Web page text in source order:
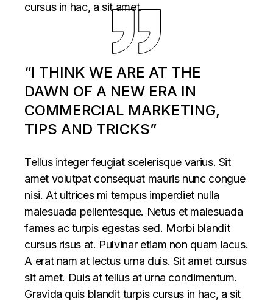
cursus in hac, a sit amet.
“I THINK WE ARE AT THE
DAWN OF A NEW ERA IN
COMMERCIAL MARKETING,
TIPS AND TRICKS”
Tellus integer feugiat scelerisque varius. Sit
amet volutpat consequat mauris nunc congue
nisi. At ultrices mi tempus imperdiet nulla
malesuada pellentesque. Netus et malesuada
fames ac turpis egestas sed. Morbi blandit
cursus risus at. Pulvinar etiam non quam lacus.
A erat nam at lectus urna duis. Sit amet cursus
sit amet. Duis at tellus at urna condimentum.
Gravida quis blandit turpis cursus in hac, a sit